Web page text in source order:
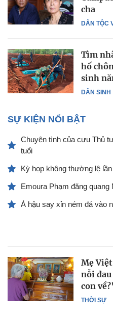
DÂN TỘC
cha
DÂN SINH
Tìm
hố
sinh
SỰ KIỆN NỔI BẬT
Chuyện tình của cựu Thủ
tuổi
Kỳ họp không thường lệ
Emoura Phạm đăng
Á hậu say xỉn ném đá vào
THỜI SỰ
Mẹ
nỗi đau
con về?'